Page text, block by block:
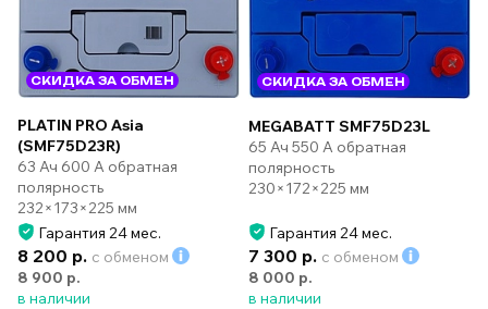
СКИДКА ЗА ОБМЕН
PLATIN PRO Asia
(SMF75D23R)
63 Ач 600 А обратная
полярность
232×173×225 мм
Гарантия 24 мес.
8 200 р. с обменом
8 900 р.
в наличии
СКИДКА ЗА ОБМЕН
MEGABATT SMF75D23L
65 Ач 550 А обратная
полярность
230×172×225 мм
Гарантия 24 мес.
7 300 р. с обменом
8 000 р.
в наличии